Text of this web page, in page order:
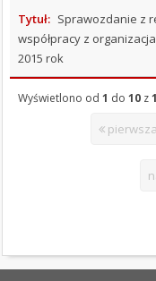
IMPREZ
KONTROLE
OFERTY
Tytuł: Sprawozdanie z
współpracy z
2015 rok
Wyświetlono od1 do10 z
pierwsza